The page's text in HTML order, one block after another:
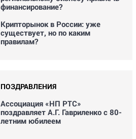
финансирование?
Крипторынок в России: уже
существует, но по каким
правилам?
ПОЗДРАВЛЕНИЯ
Ассоциация «НП РТС»
поздравляет А.Г. Гавриленко с 80-
летним юбилеем